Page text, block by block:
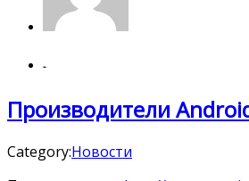
-
Производители
Category:Новости